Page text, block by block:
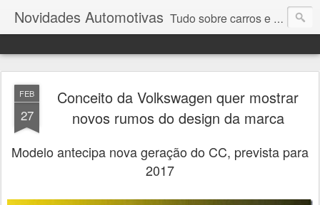
Novidades Automotivas Tudo sobre carros e motores
FEB
27
Conceito da Volkswagen quer mostrar
novos rumos do design da marca
Modelo antecipa nova geração do CC, prevista para
2017